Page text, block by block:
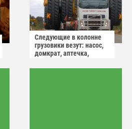
Следующие в колонне
грузовики везут: насос,
домкрат, аптечка,